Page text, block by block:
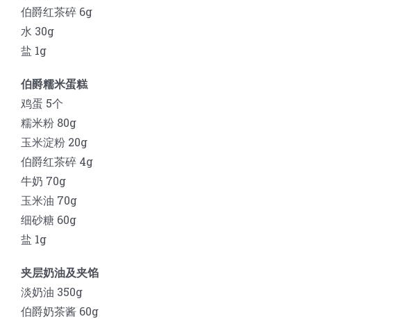
伯爵红茶碎 6g
水 30g
盐 1g
伯爵糯米蛋糕
鸡蛋 5个
糯米粉 80g
玉米淀粉 20g
伯爵红茶碎 4g
牛奶 70g
玉米油 70g
细砂糖 60g
盐 1g
夹层奶油及夹馅
淡奶油 350g
伯爵奶茶酱 60g